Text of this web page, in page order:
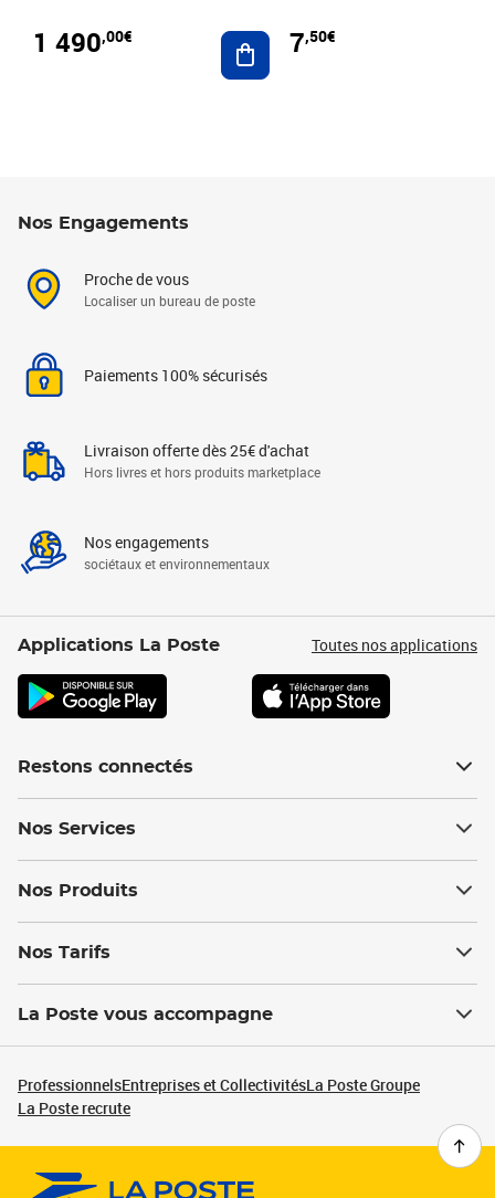
1 490,00€ Ajouter au panier
7,50€
Nos Engagements
Proche de vous
Localiser un bureau de poste
Paiements 100% sécurisés
Livraison offerte dès 25€ d'achat
Hors livres et hors produits marketplace
Nos engagements
sociétaux et environnementaux
Applications La Poste Toutes nos applications
Restons connectés
Nos Services
Nos Produits
Nos Tarifs
La Poste vous accompagne
ProfessionnelsEntreprises et CollectivitésLa Poste Groupe
La Poste recrute